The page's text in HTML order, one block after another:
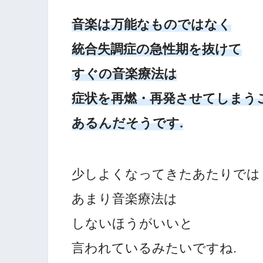
音楽は万能なものではなく
統合失調症の急性期を抜けて
すぐの音楽療法は
症状を再燃・再発させてしまう
あるんだそうです.
少しよくなってきたあたりでは
あまり音楽療法は
しないほうがいいと
言われているみたいですね.